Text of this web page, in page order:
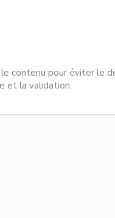
contenu pour éviter le
et la validation.